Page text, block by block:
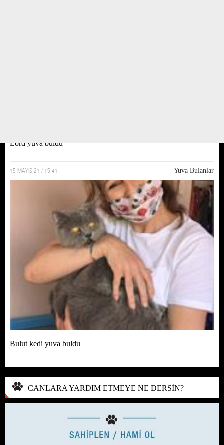
Lord yuva buldu
15 MAYIS 21 / 15:41 Yuva Bulanlar
Bulut kedi yuva buldu
CANLARA YARDIM ETMEYE NE DERSİN?